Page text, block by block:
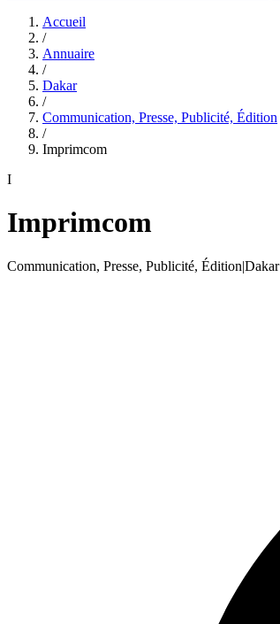
Accueil
/
Annuaire
/
Dakar
/
Communication, Presse, Publicité, Édition
/
Imprimcom
I
Imprimcom
Communication, Presse, Publicité, Édition|Dakar